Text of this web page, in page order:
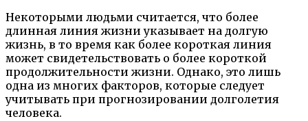
Некоторыми людьми считается, что более
длинная линия жизни указывает на долгую
жизнь, в то время как более короткая линия
может свидетельствовать о более короткой
продолжительности жизни. Однако, это лишь
одна из многих факторов, которые следует
учитывать при прогнозировании долголетия
человека.